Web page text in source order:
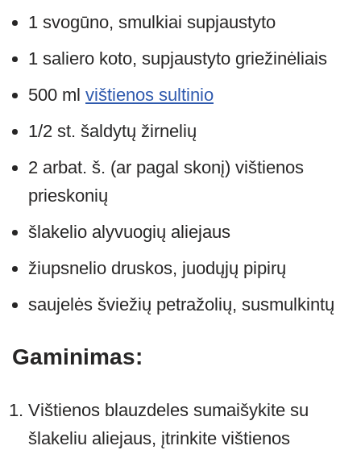
1 svogūno, smulkiai supjaustyto
1 saliero koto, supjaustyto griežinėliais
500 ml vištienos sultinio
1/2 st. šaldytų žirnelių
2 arbat. š. (ar pagal skonį) vištienos
prieskonių
šlakelio alyvuogių aliejaus
žiupsnelio druskos, juodųjų pipirų
saujelės šviežių petražolių, susmulkintų
Gaminimas:
Vištienos blauzdeles sumaišykite su
šlakeliu aliejaus, įtrinkite vištienos